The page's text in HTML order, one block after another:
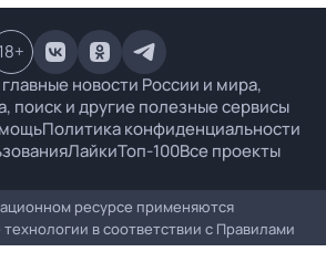
новости России и мира,
поиск и другие полезные сервисы
Политика конфиденциальности
ЛайкиТоп-100Все проекты
18+
ресурсе применяются
в соответствии с Правилами